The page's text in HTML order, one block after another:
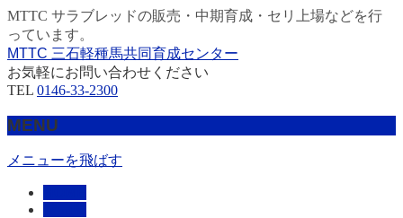
MTTC サラブレッドの販売・中期育成・セリ上場などを行
っています。
MTTC 三石軽種馬共同育成センター
お気軽にお問い合わせください
TEL 0146-33-2300
MENU
メニューを飛ばす